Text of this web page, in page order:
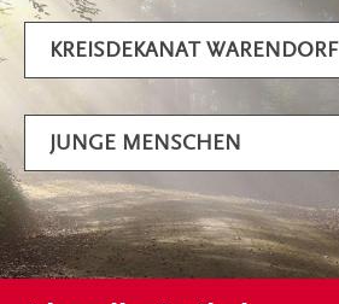
Artikel filtern
KREISDEKANAT WARENDORF
JUNGE MENSCHEN